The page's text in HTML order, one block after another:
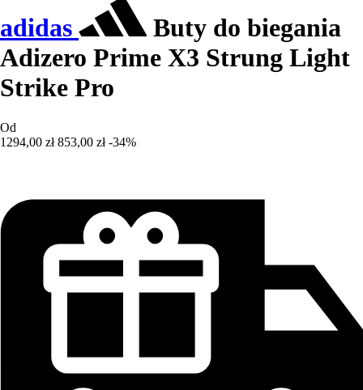
adidas
Buty do biegania
Adizero Prime X3 Strung Light
Strike Pro
Od
1294,00 zł 853,00 zł -34%